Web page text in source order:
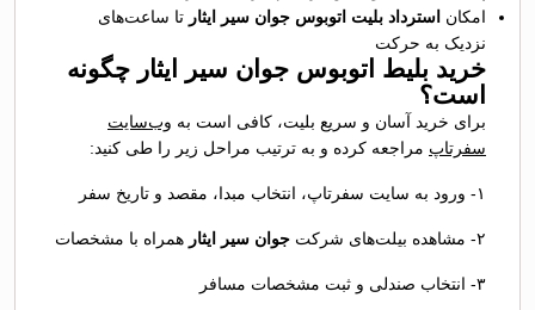
امکان استرداد بلیت اتوبوس جوان سیر ایثار تا ساعت‌های
نزدیک به حرکت
خرید بلیط اتوبوس جوان سیر ایثار چگونه
است؟
برای خرید آسان و سریع بلیت، کافی است به وب‌سایت
سفرتاپ مراجعه کرده و به ترتیب مراحل زیر را طی کنید:
۱- ورود به سایت سفرتاپ،‌ انتخاب مبدا، مقصد و تاریخ سفر
۲- مشاهده بیلت‌های شرکت جوان سیر ایثار همراه با مشخصات
۳- انتخاب صندلی و ثبت مشخصات مسافر